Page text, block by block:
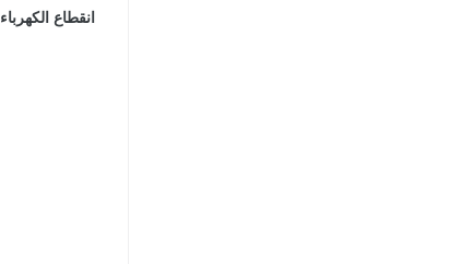
انقطاع الكهرباء